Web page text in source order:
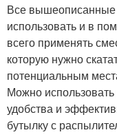
Все вышеописанные
использовать и в
всего применять
которую нужно
потенциальным
Можно
удобства и
бутылку с